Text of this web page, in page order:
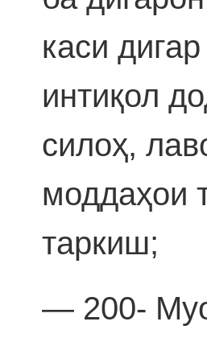
каси
интиқол
силоҳ,
моддаҳои
таркиш;
— 200-